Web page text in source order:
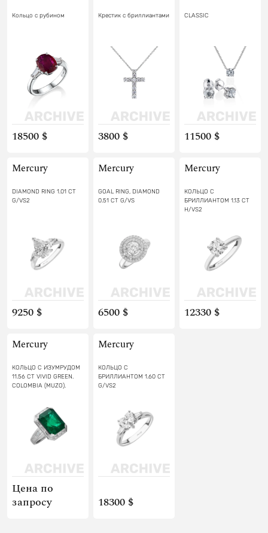
Кольцо с рубином
18500 $
Крестик с бриллиантами
3800 $
CLASSIC
11500 $
Mercury
DIAMOND RING 1.01 CT
G/VS2
9250 $
Mercury
GOAL RING, DIAMOND
0.51 CT G/VS
6500 $
Mercury
КОЛЬЦО С
БРИЛЛИАНТОМ 1.13 CT
H/VS2
12330 $
Mercury
КОЛЬЦО С ИЗУМРУДОМ
11.56 СТ VIVID GREEN.
COLOMBIA (MUZO).
Цена по
запросу
Mercury
КОЛЬЦО С
БРИЛЛИАНТОМ 1.60 CT
G/VS2
18300 $